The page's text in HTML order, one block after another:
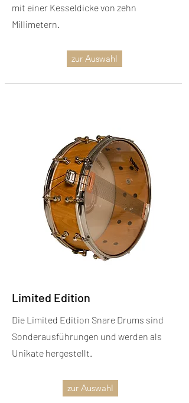
mit einer Kesseldicke von zehn
Millimetern.
zur Auswahl
Limited Edition
Die Limited Edition Snare Drums sind
Sonderausführungen und werden als
Unikate hergestellt.
zur Auswahl